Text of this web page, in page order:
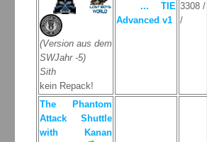
(Version aus dem
SWJahr -5)
Sith
kein Repack!
... TIE
Advanced v1
3308 /
/
The Phantom
Attack Shuttle
with Kanan